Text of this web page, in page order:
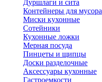
Дуршлаги и сита
Контейнеры для мусора
Миски кухонные
Сотейники
Кухонные ложки
Мерная посуда
Пинцеты и щипцы
Доски разделочные
Аксессуары кухонные
Гастроемкости